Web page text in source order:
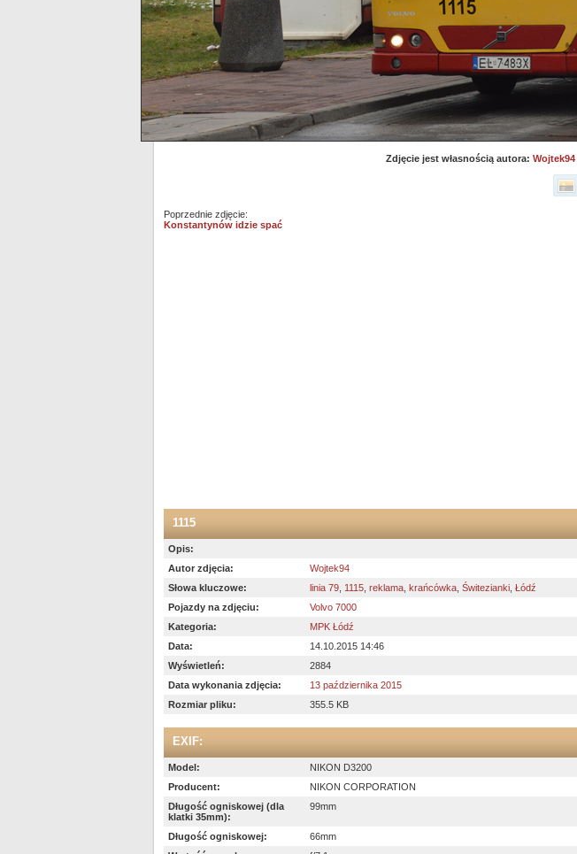
Zdjęcie jest własnością autora: Wojtek94
Poprzednie zdjęcie:
Konstantynów idzie spać
1115
Opis:
Autor zdjęcia:
Wojtek94
Słowa kluczowe:
linia 79 1115 reklama krańcówka Świtezianki Łódź
Pojazdy na zdjęciu:
Volvo 7000
Kategoria:
MPK Łódź
Data:
14.10.2015 14:46
Wyświetleń:
2884
Data wykonania zdjęcia:
13 października 2015
Rozmiar pliku:
355.5 KB
EXIF:
Model:
NIKON D3200
Producent:
NIKON CORPORATION
Długość ogniskowej (dla
klatki 35mm):
99mm
Długość ogniskowej:
66mm